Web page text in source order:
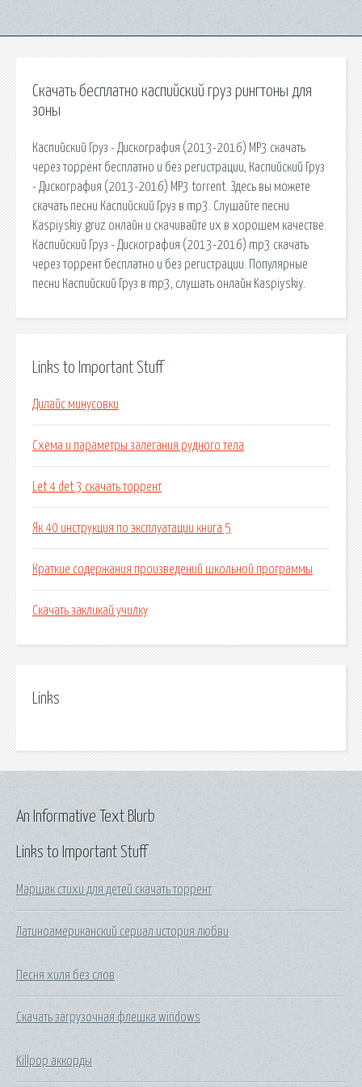
Скачать бесплатно каспийский груз рингтоны для
зоны
Каспийский Груз - Дискография (2013-2016) MP3 скачать
через торрент бесплатно и без регистрации, Каспийский Груз
- Дискография (2013-2016) MP3 torrent. Здесь вы можете
скачать песни Каспийский Груз в mp3. Слушайте песни
Kaspiyskiy gruz онлайн и скачивайте их в хорошем качестве.
Каспийский Груз - Дискография (2013-2016) mp3 скачать
через торрент бесплатно и без регистрации. Популярные
песни Каспийский Груз в mp3, слушать онлайн Kaspiyskiy.
Links to Important Stuff
Дилайс минусовки
Схема и параметры залегания рудного тела
Let 4 det 3 скачать торрент
Як 40 инструкция по эксплуатации книга 5
Краткие содержания произведений школьной программы
Скачать закликай училку
Links
Links to Important Stuff
Маршак стихи для детей скачать торрент
Латиноамериканский сериал история любви
Песня хиля без слов
Скачать загрузочная флешка windows
Killpop аккорды
An Informative Text Blurb